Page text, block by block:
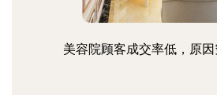
美容院顾客成交率低，原因